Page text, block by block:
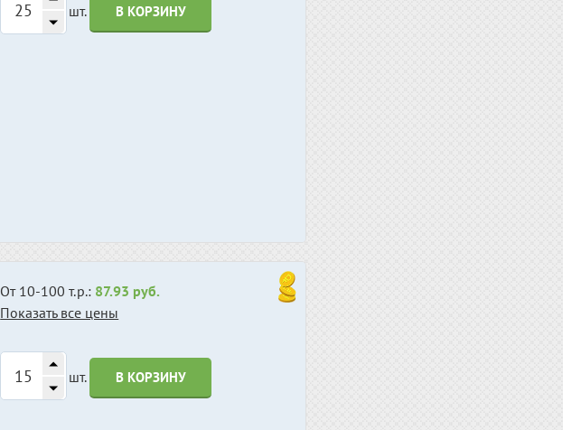
шт. В КОРЗИНУ
От 10-100 т.р.: 87.93 руб.
Показать все цены
шт. В КОРЗИНУ